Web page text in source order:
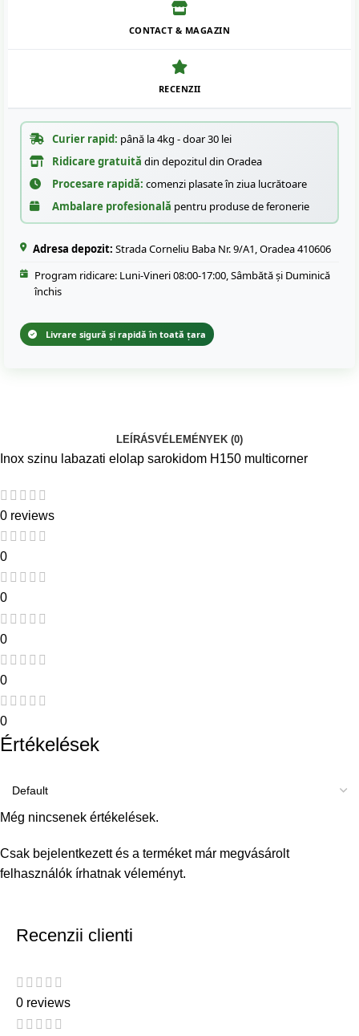
CONTACT & MAGAZIN
RECENZII
Curier rapid: până la 4kg - doar 30 lei
Ridicare gratuită din depozitul din Oradea
Procesare rapidă: comenzi plasate în ziua lucrătoare
Ambalare profesională pentru produse de feronerie
Adresa depozit: Strada Corneliu Baba Nr. 9/A1, Oradea 410606
Program ridicare: Luni-Vineri 08:00-17:00, Sâmbătă și Duminică
închis
Livrare sigură și rapidă în toată țara
LEÍRÁSVÉLEMÉNYEK (0)
Inox szinu labazati elolap sarokidom H150 multicorner
0 reviews
0
0
0
0
0
Értékelések
Még nincsenek értékelések.
Csak bejelentkezett és a terméket már megvásárolt
felhasználók írhatnak véleményt.
Recenzii clienti
0 reviews